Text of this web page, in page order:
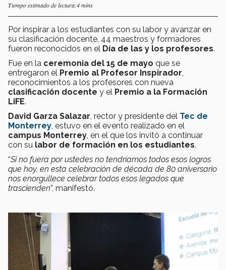
Tiempo estimado de lectura:4 mins
Por inspirar a los estudiantes con su labor y avanzar en
su clasificación docente, 44 maestros y formadores
fueron reconocidos en el Día de las y los profesores.
Fue en la ceremonia del 15 de mayo que se
entregaron el Premio al Profesor Inspirador
reconocimientos a los profesores con nueva
clasificación docente y el Premio a la Formación
LiFE.
David Garza Salazar , rector y presidente del Tec de
Monterrey , estuvo en el evento realizado en el
campus Monterrey , en el que los invitó a continuar
con su labor de formación en los estudiantes.
“Si no fuera por ustedes no tendríamos todos esos logros
que hoy, en esta celebración de década de 80 aniversario
nos enorgullece celebrar todos esos legados que
trascienden”, manifestó.